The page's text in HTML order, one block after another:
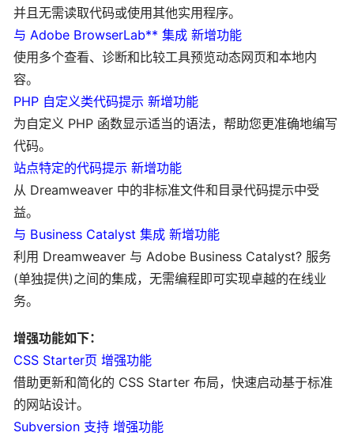
并且无需读取代码或使用其他实用程序。
与 Adobe BrowserLab** 集成 新增功能
使用多个查看、诊断和比较工具预览动态网页和本地内
容。
PHP 自定义类代码提示 新增功能
为自定义 PHP 函数显示适当的语法，帮助您更准确地编写
代码。
站点特定的代码提示 新增功能
从 Dreamweaver 中的非标准文件和目录代码提示中受
益。
与 Business Catalyst 集成 新增功能
利用 Dreamweaver 与 Adobe Business Catalyst? 服务
(单独提供)之间的集成，无需编程即可实现卓越的在线业
务。
增强功能如下：
CSS Starter页 增强功能
借助更新和简化的 CSS Starter 布局，快速启动基于标准
的网站设计。
Subversion 支持 增强功能